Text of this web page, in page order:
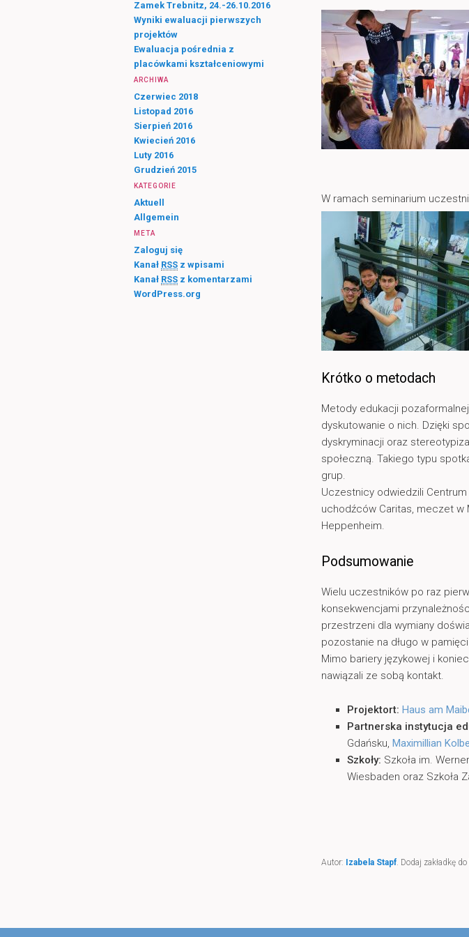
W ramach seminarium
Krótko o metodach
Metody edukacji
dyskutowanie o nich. Dzięki
dyskryminacji oraz
społeczną. Takiego typu
grup.
Uczestnicy odwiedzili
uchodźców Caritas, meczet w
Heppenheim.
Podsumowanie
Wielu uczestników po raz
konsekwencjami
przestrzeni dla wymiany
pozostanie na długo w
Mimo bariery językowej i
nawiązali ze sobą kontakt.
Projektort:Haus am
Partnerska instytucja
Gdańsku,Maximillian
Szkoły: Szkoła im.
Wiesbaden oraz Szkoła
Autor: Izabela Stapf. Dodaj zakładkę do
Zamek Trebnitz, 24.-26.10.2016
Wyniki ewaluacji pierwszych
projektów
Ewaluacja pośrednia z
placówkami kształceniowymi
ARCHIWA
Czerwiec 2018
Listopad 2016
Sierpień 2016
Kwiecień 2016
Luty 2016
Grudzień 2015
KATEGORIE
Aktuell
Allgemein
META
Zaloguj się
Kanał RSS z wpisami
Kanał RSS z komentarzami
WordPress.org